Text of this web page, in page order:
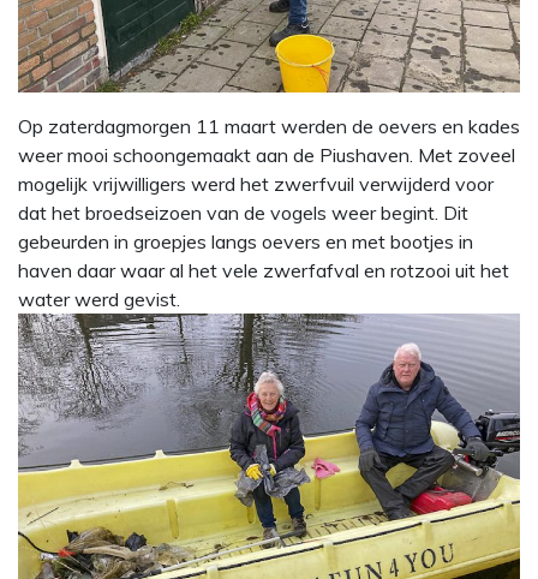
Op zaterdagmorgen 11 maart werden de oevers en kades
weer mooi schoongemaakt aan de Piushaven. Met zoveel
mogelijk vrijwilligers werd het zwerfvuil verwijderd voor
dat het broedseizoen van de vogels weer begint. Dit
gebeurden in groepjes langs oevers en met bootjes in
haven daar waar al het vele zwerfafval en rotzooi uit het
water werd gevist.